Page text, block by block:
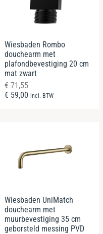
Wiesbaden Rombo
douchearm met
plafondbevestiging 20 cm
mat zwart
€71,55
€ 59,00 incl. BTW
Wiesbaden UniMatch
douchearm met
muurbevestiging 35 cm
geborsteld messing PVD